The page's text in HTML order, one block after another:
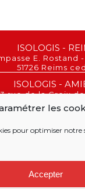
les
pour optimiser
Accepter
ISOLOGIS -
E. Rostand
51726 Reims
ISOLOGIS -
3 rue de la Croix
80080
AMIENS : 03 26 22